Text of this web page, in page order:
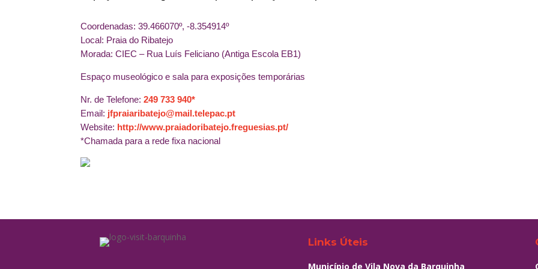
Coordenadas: 39.466070º, -8.354914º
Local: Praia do Ribatejo
Morada: CIEC – Rua Luís Feliciano (Antiga Escola EB1)
Espaço museológico e sala para exposições temporárias
Nr. de Telefone:249 733 940*
Email: jfpraiaribatejo@mail.telepac.pt
Website: http://www.praiadoribatejo.freguesias.pt/
*Chamada para a rede fixa nacional
Links Úteis
Município de Vila Nova da Barquinha